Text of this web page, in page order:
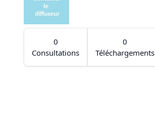
0
Consultations
0
Téléchargements